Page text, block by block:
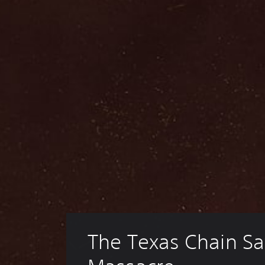
The Texas Chain